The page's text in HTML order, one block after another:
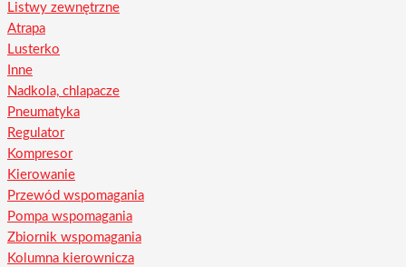
Listwy zewnętrzne
Atrapa
Lusterko
Inne
Nadkola, chlapacze
Pneumatyka
Regulator
Kompresor
Kierowanie
Przewód wspomagania
Pompa wspomagania
Zbiornik wspomagania
Kolumna kierownicza